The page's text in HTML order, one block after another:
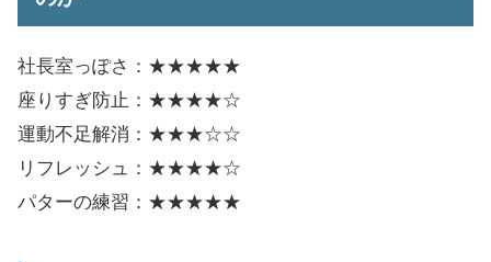
社長室っぽさ：★★★★★
座りすぎ防止：★★★★☆
運動不足解消：★★★☆☆
リフレッシュ：★★★★☆
パターの練習：★★★★★